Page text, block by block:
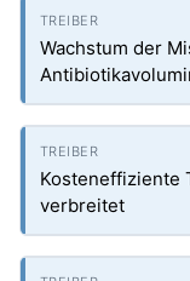
Wachstum der
Kosteneffiziente
verbreitet